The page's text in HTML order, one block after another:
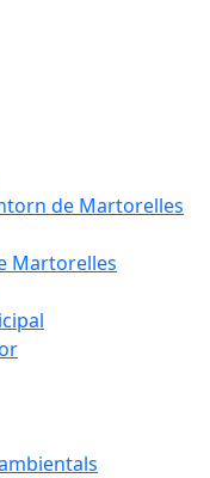
de Martorelles
Martorelles